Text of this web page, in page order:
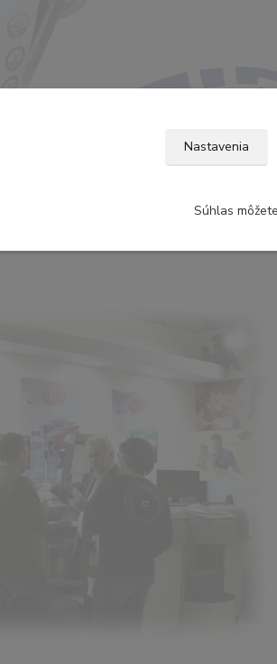
Nastavenia
Súhlas